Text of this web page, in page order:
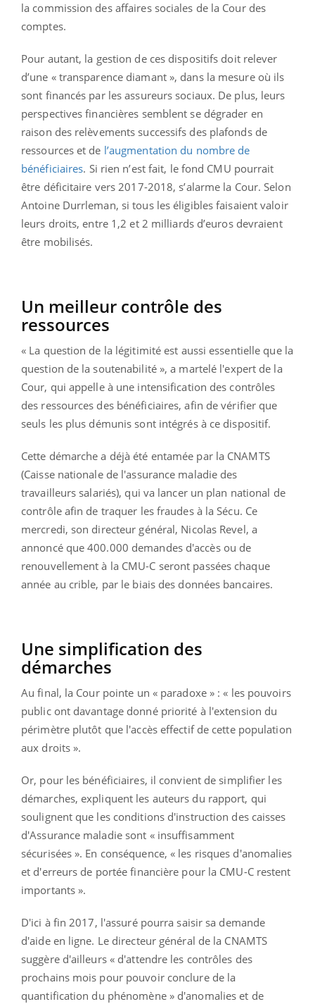
la commission des affaires sociales de la Cour des
comptes.
Pour autant, la gestion de ces dispositifs doit relever
d’une « transparence diamant », dans la mesure où ils
sont financés par les assureurs sociaux. De plus, leurs
perspectives financières semblent se dégrader en
raison des relèvements successifs des plafonds de
ressources et de l’augmentation du nombre de
bénéficiaires. Si rien n’est fait, le fond CMU pourrait
être déficitaire vers 2017-2018, s’alarme la Cour. Selon
Antoine Durrleman, si tous les éligibles faisaient valoir
leurs droits, entre 1,2 et 2 milliards d’euros devraient
être mobilisés.
Un meilleur contrôle des
ressources
« La question de la légitimité est aussi essentielle que la
question de la soutenabilité », a martelé l'expert de la
Cour, qui appelle à une intensification des contrôles
des ressources des bénéficiaires, afin de vérifier que
seuls les plus démunis sont intégrés à ce dispositif.
Cette démarche a déjà été entamée par la CNAMTS
(Caisse nationale de l'assurance maladie des
travailleurs salariés), qui va lancer un plan national de
contrôle afin de traquer les fraudes à la Sécu. Ce
mercredi, son directeur général, Nicolas Revel, a
annoncé que 400.000 demandes d'accès ou de
renouvellement à la CMU-C seront passées chaque
année au crible, par le biais des données bancaires.
Une simplification des
démarches
Au final, la Cour pointe un « paradoxe » : « les pouvoirs
public ont davantage donné priorité à l'extension du
périmètre plutôt que l'accès effectif de cette population
aux droits ».
Or, pour les bénéficiaires, il convient de simplifier les
démarches, expliquent les auteurs du rapport, qui
soulignent que les conditions d'instruction des caisses
d'Assurance maladie sont « insuffisamment
sécurisées ». En conséquence, « les risques d'anomalies
et d'erreurs de portée financière pour la CMU-C restent
importants ».
D'ici à fin 2017, l'assuré pourra saisir sa demande
d'aide en ligne. Le directeur général de la CNAMTS
suggère d'ailleurs « d'attendre les contrôles des
prochains mois pour pouvoir conclure de la
quantification du phénomène » d'anomalies et de